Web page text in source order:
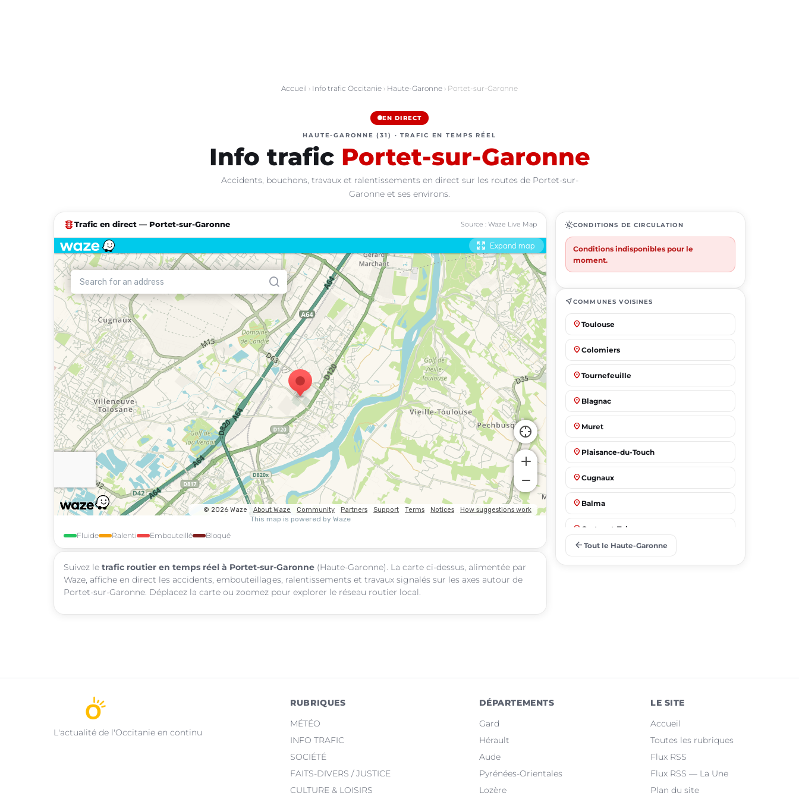
Accueil › Info trafic Occitanie › Haute-Garonne › Portet-sur-Garonne
EN DIRECT
HAUTE-GARONNE (31) · TRAFIC EN TEMPS RÉEL
Info trafic Portet-sur-Garonne
Accidents, bouchons, travaux et ralentissements en direct sur les routes de Portet-sur-
Garonne et ses environs.
traffic Trafic en direct — Portet-sur-Garonne Source : Waze Live Map
Fluide Ralenti Embouteillé Bloqué
Suivez le trafic routier en temps réel à Portet-sur-Garonne (Haute-Garonne). La carte ci-dessus, alimentée par
Waze, affiche en direct les accidents, embouteillages, ralentissements et travaux signalés sur les axes autour de
Portet-sur-Garonne. Déplacez la carte ou zoomez pour explorer le réseau routier local.
routineCONDITIONS DE CIRCULATION
Conditions indisponibles pour le
moment.
near_meCOMMUNES VOISINES
place Toulouse
place Colomiers
place Tournefeuille
place Blagnac
place Muret
place Plaisance-du-Touch
place Cugnaux
place Balma
place Castanet-Tolosan
arrow_back Tout le Haute-Garonne
L'actualité de l'Occitanie en continu
RUBRIQUES
MÉTÉO
INFO TRAFIC
SOCIÉTÉ
FAITS-DIVERS / JUSTICE
CULTURE & LOISIRS
DÉPARTEMENTS
Gard
Hérault
Aude
Pyrénées-Orientales
Lozère
LE SITE
Accueil
Toutes les rubriques
Flux RSS
Flux RSS — La Une
Plan du site